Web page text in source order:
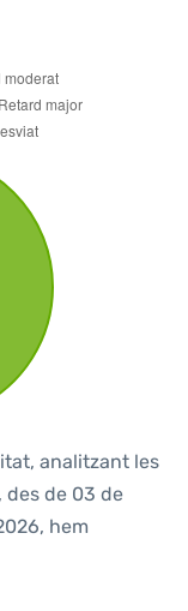
analitzant les
des de 03 de
hem